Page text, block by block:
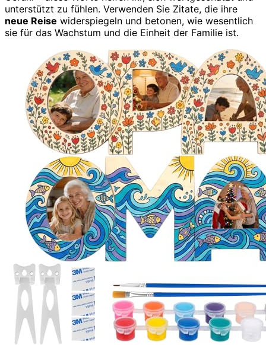
unterstützt zu fühlen. Verwenden Sie Zitate, die ihre
neue Reise widerspiegeln und betonen, wie wesentlich
sie für das Wachstum und die Einheit der Familie ist.